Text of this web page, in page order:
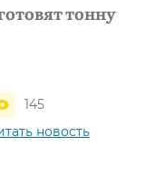
тонну
145
новость